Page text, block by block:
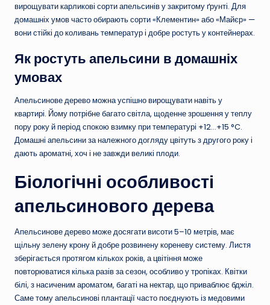
вирощувати карликові сорти апельсинів у закритому ґрунті. Для
домашніх умов часто обирають сорти «Клементин» або «Майєр» —
вони стійкі до коливань температур і добре ростуть у контейнерах.
Як ростуть апельсини в домашніх
умовах
Апельсинове дерево можна успішно вирощувати навіть у
квартирі. Йому потрібне багато світла, щоденне зрошення у теплу
пору року й період спокою взимку при температурі +12…+15 °C.
Домашні апельсини за належного догляду цвітуть з другого року і
дають ароматні, хоч і не завжди великі плоди.
Біологічні особливості
апельсинового дерева
Апельсинове дерево може досягати висоти 5–10 метрів, має
щільну зелену крону й добре розвинену кореневу систему. Листя
зберігається протягом кількох років, а цвітіння може
повторюватися кілька разів за сезон, особливо у тропіках. Квітки
білі, з насиченим ароматом, багаті на нектар, що приваблює бджіл.
Саме тому апельсинові плантації часто поєднують із медовими